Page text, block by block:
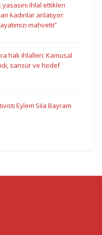
ihlal ettikleri
kadınlar anlatıyor:
mahvetti”
hak ihlalleri: Kamusal
sansür ve hedef
Eylem Sıla Bayram